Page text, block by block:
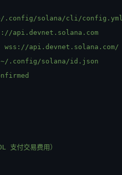
.config/solana/cli/config.yml
api.devnet.solana.com
wss://api.devnet.solana.com/
.config/solana/id.json
支付交易费用）